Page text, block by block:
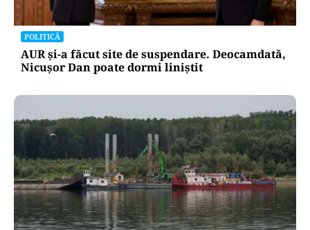
POLITICĂ
AUR și-a făcut site de suspendare. Deocamdată,
Nicușor Dan poate dormi liniștit